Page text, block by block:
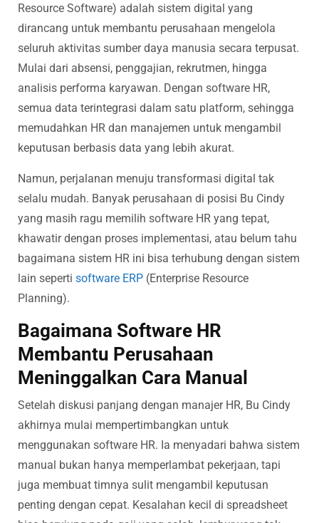
Resource Software) adalah sistem digital yang
dirancang untuk membantu perusahaan mengelola
seluruh aktivitas sumber daya manusia secara terpusat.
Mulai dari absensi, penggajian, rekrutmen, hingga
analisis performa karyawan. Dengan software HR,
semua data terintegrasi dalam satu platform, sehingga
memudahkan HR dan manajemen untuk mengambil
keputusan berbasis data yang lebih akurat.
Namun, perjalanan menuju transformasi digital tak
selalu mudah. Banyak perusahaan di posisi Bu Cindy
yang masih ragu memilih software HR yang tepat,
khawatir dengan proses implementasi, atau belum tahu
bagaimana sistem HR ini bisa terhubung dengan sistem
lain seperti software ERP (Enterprise Resource
Planning).
Bagaimana Software HR
Membantu Perusahaan
Meninggalkan Cara Manual
Setelah diskusi panjang dengan manajer HR, Bu Cindy
akhirnya mulai mempertimbangkan untuk
menggunakan software HR. Ia menyadari bahwa sistem
manual bukan hanya memperlambat pekerjaan, tapi
juga membuat timnya sulit mengambil keputusan
penting dengan cepat. Kesalahan kecil di spreadsheet